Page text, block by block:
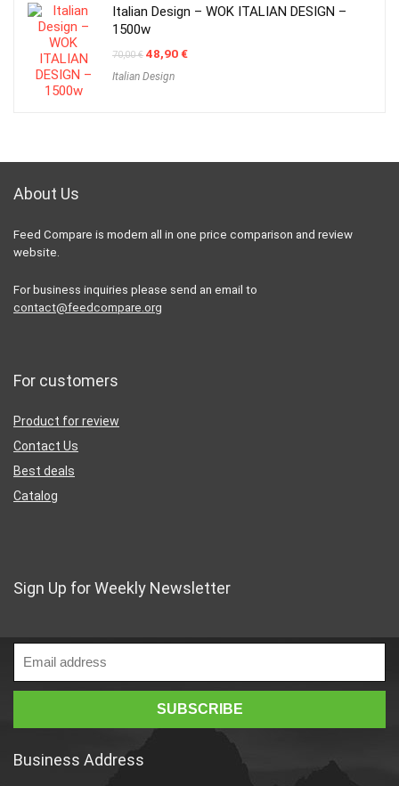
Italian Design – WOK ITALIAN DESIGN –
1500w
70,00€ Original
was:
48,90€Current
Italian Design
About Us
Feed Compare is modern all in one price comparison and review
website.
For business inquiries please send an email to
contact@feedcompare.org
For customers
Product for review
Contact Us
Best deals
Catalog
Sign Up for Weekly Newsletter
Business Address